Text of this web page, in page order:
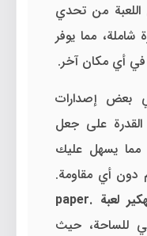
اللعبة من تحدي
شاملة، مما يوفر
في أي مكان آخر.
بعض إصدارات
على جعل
مما يسهل عليك
دون أي مقاومة.
تهكير لعبة paper.
للساحة، حيث